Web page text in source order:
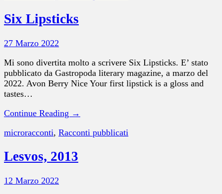
Six Lipsticks
27 Marzo 2022
Mi sono divertita molto a scrivere Six Lipsticks. E’ stato
pubblicato da Gastropoda literary magazine, a marzo del
2022. Avon Berry Nice Your first lipstick is a gloss and
tastes…
Continue Reading →
microracconti, Racconti pubblicati
Lesvos, 2013
12 Marzo 2022